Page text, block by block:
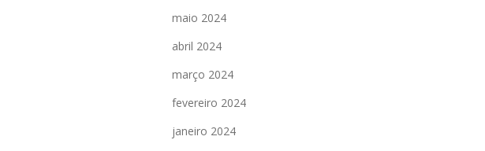
maio 2024
abril 2024
março 2024
fevereiro 2024
janeiro 2024